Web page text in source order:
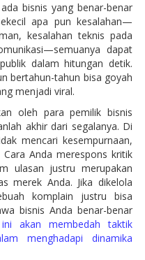
bisnis yang benar-benar
apa pun kesalahan—
kesalahan teknis pada
dapat
dalam hitungan detik.
bertahun-tahun bisa goyah
menjadi viral.
oleh para pemilik bisnis
akhir dari segalanya. Di
mencari kesempurnaan,
Anda merespons kritik
ulasan justru merupakan
merek Anda. Jika dikelola
komplain justru bisa
bisnis Anda benar-benar
akan membedah taktik
menghadapi dinamika